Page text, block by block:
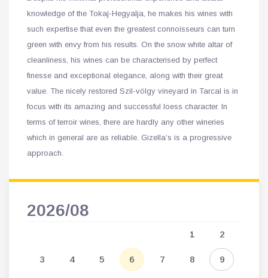
knowledge of the Tokaj-Hegyalja, he makes his wines with
such expertise that even the greatest connoisseurs can turn
green with envy from his results. On the snow white altar of
cleanliness, his wines can be characterised by perfect
finesse and exceptional elegance, along with their great
value. The nicely restored Szil-völgy vineyard in Tarcal is in
focus with its amazing and successful loess character. In
terms of terroir wines, there are hardly any other wineries
which in general are as reliable. Gizella’s is a progressive
approach.
2026/08
1 2
3 4 5 6 7 8 9